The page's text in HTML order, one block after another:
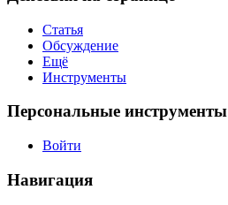
Статья
Обсуждение
Ещё
Инструменты
Персональные инструменты
Войти
Навигация